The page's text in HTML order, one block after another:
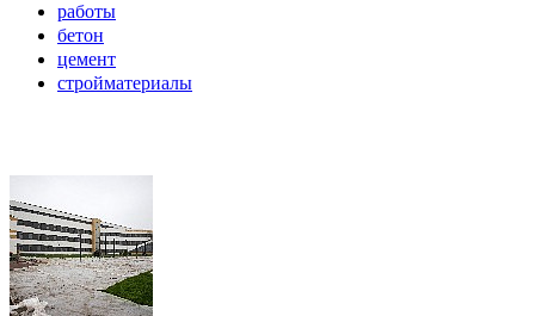
работы
бетон
цемент
стройматериалы